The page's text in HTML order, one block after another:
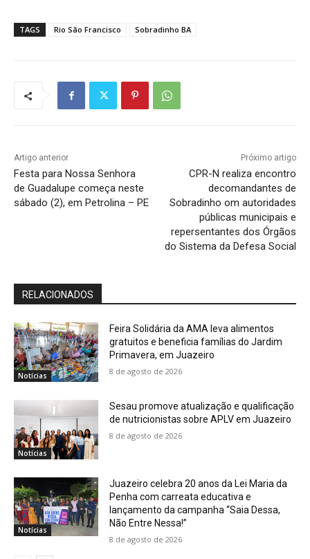
TAGS Rio São Francisco Sobradinho BA
Artigo anterior
Festa para Nossa Senhora
de Guadalupe começa neste
sábado (2), em Petrolina – PE
Próximo artigo
CPR-N realiza encontro
decomandantes de
Sobradinho om autoridades
públicas municipais e
repersentantes dos Órgãos
do Sistema da Defesa Social
RELACIONADOS
Notícias
Feira Solidária da AMA leva alimentos
gratuitos e beneficia famílias do Jardim
Primavera, em Juazeiro
8 de agosto de 2026
Notícias
Sesau promove atualização e qualificação
de nutricionistas sobre APLV em Juazeiro
8 de agosto de 2026
Notícias
Juazeiro celebra 20 anos da Lei Maria da
Penha com carreata educativa e
lançamento da campanha “Saia Dessa,
Não Entre Nessa!”
8 de agosto de 2026